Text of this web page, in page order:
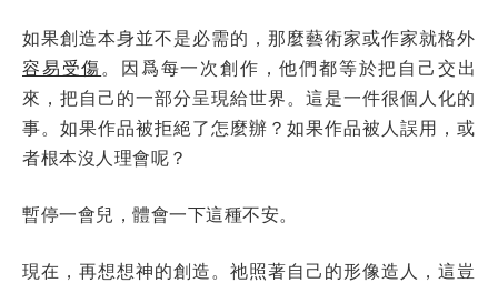
如果創造本身並不是必需的，那麼藝術家或作家就格外
容易受傷 。因爲每一次創作，他們都等於把自己交出
來，把自己的一部分呈現給世界。這是一件很個人化的
事。如果作品被拒絕了怎麼辦？如果作品被人誤用，或
者根本沒人理會呢？
暫停一會兒，體會一下這種不安。
現在，再想想神的創造。祂照著自己的形像造人，這豈